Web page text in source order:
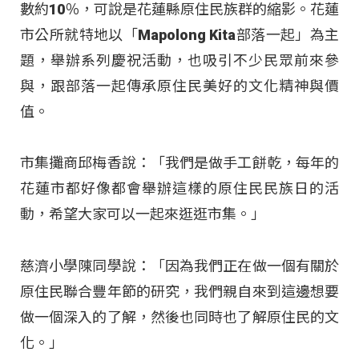
數約10％，可說是花蓮縣原住民族群的縮影。花蓮
市公所就特地以「Mapolong Kita部落一起」為主
題，舉辦系列慶祝活動，也吸引不少民眾前來參
與，跟部落一起傳承原住民美好的文化精神與價
值。
市集攤商邱梅香說：「我們是做手工餅乾，每年的
花蓮市都好像都會舉辦這樣的原住民民族日的活
動，希望大家可以一起來逛逛市集。」
慈濟小學陳同學說：「因為我們正在做一個有關於
原住民聯合豐年節的研究，我們親自來到這邊想要
做一個深入的了解，然後也同時也了解原住民的文
化。」